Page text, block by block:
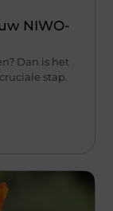
NIWO-
Dan is het
stap.